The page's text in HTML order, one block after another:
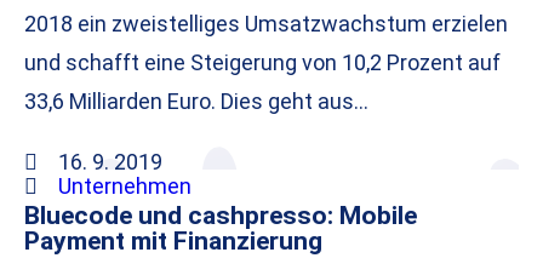
2018 ein zweistelliges Umsatzwachstum erzielen
und schafft eine Steigerung von 10,2 Prozent auf
33,6 Milliarden Euro. Dies geht aus…
16. 9. 2019
Unternehmen
Bluecode und cashpresso: Mobile
Payment mit Finanzierung